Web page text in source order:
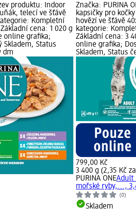
produktu: Indoor
telecí ve šťávě
Kompletní
cena: 1 020 g
online grafika;
Skladem, Status
dm
Značka: PURINA
kapsičky pro
hovězí ve šťávě
kategorie:
Základní cena: 3
online grafika;
Skladem, Status
799,00 Kč
3 400 g (2,35 Kč
PURINA ONEAdult
mořské ryby,...,
(0)
Skladem